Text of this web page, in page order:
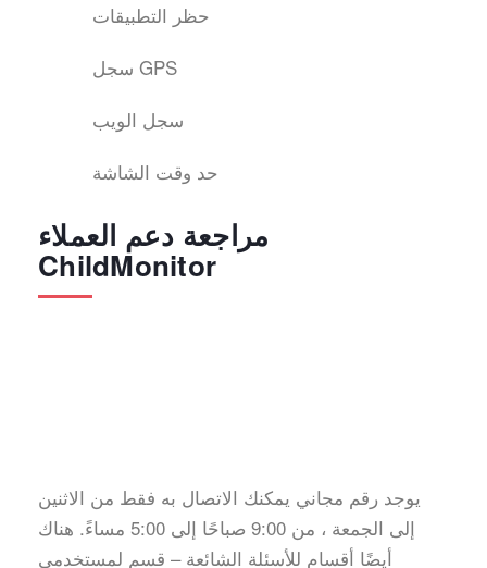
حظر التطبيقات
سجل GPS
سجل الويب
حد وقت الشاشة
مراجعة دعم العملاء
ChildMonitor
يوجد رقم مجاني يمكنك الاتصال به فقط من الاثنين
إلى الجمعة ، من 9:00 صباحًا إلى 5:00 مساءً. هناك
أيضًا أقسام للأسئلة الشائعة – قسم لمستخدمي